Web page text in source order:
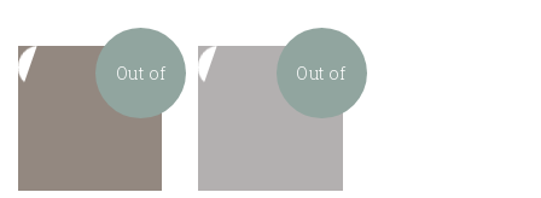
Out of Out of